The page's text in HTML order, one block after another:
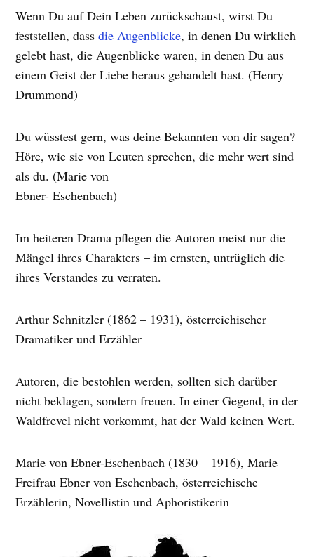
Wenn Du auf Dein Leben zurückschaust, wirst Du
feststellen, dassdie Augenblicke, in denen Du wirklich
gelebt hast, die Augenblicke waren, in denen Du aus
einem Geist der Liebe heraus gehandelt hast. (Henry
Drummond)
Du wüsstest gern, was deine Bekannten von dir sagen?
Höre, wie sie von Leuten sprechen, die mehr wert sind
als du. (Marie von
Ebner- Eschenbach)
Im heiteren Drama pflegen die Autoren meist nur die
Mängel ihres Charakters – im ernsten, untrüglich die
ihres Verstandes zu verraten.
Arthur Schnitzler (1862 – 1931), österreichischer
Dramatiker und Erzähler
Autoren, die bestohlen werden, sollten sich darüber
nicht beklagen, sondern freuen. In einer Gegend, in der
Waldfrevel nicht vorkommt, hat der Wald keinen Wert.
Marie von Ebner-Eschenbach (1830 – 1916), Marie
Freifrau Ebner von Eschenbach, österreichische
Erzählerin, Novellistin und Aphoristikerin